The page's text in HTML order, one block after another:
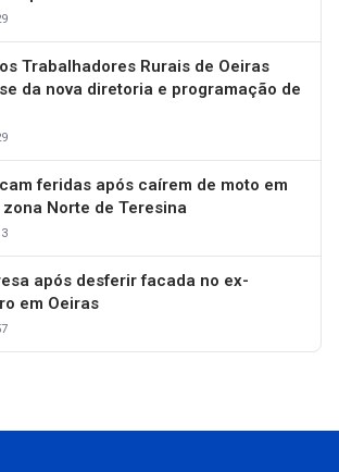
Trabalhadores Rurais de Oeiras
da nova diretoria e programação de
feridas após caírem de moto em
Norte de Teresina
após desferir facada no ex-
em Oeiras